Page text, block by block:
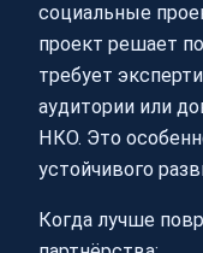
социальные
проект решает
требует
аудитории или
НКО. Это
устойчивого
Когда лучше